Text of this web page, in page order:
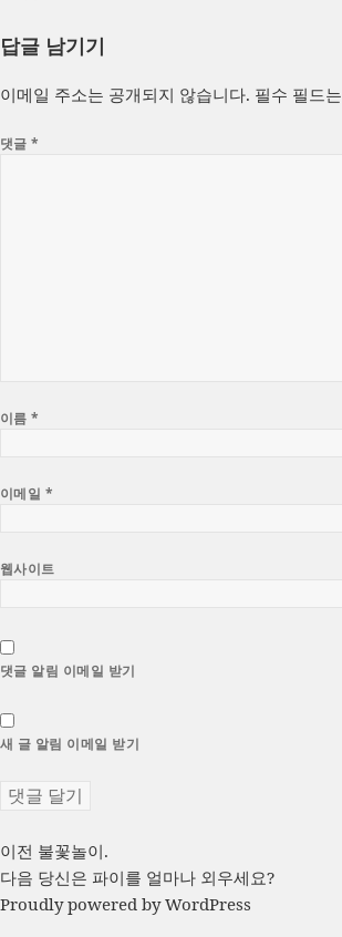
답글 남기기
이메일 주소는 공개되지 않습니다. 필수 필드는
댓글*
이름*
이메일 *
웹사이트
댓글 알림 이메일 받기
새 글 알림 이메일 받기
글
탐
이전 이
전
글:
불꽃놀이.
다음 다
음
당신은 파이를 얼마나 외우세요?
Proudly powered by WordPress